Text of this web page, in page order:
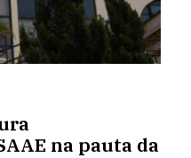
na pauta da